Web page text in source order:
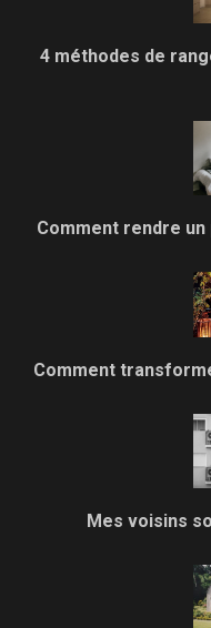
4 méthodes de
Comment rendre
Comment
Mes voisins